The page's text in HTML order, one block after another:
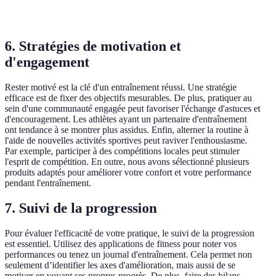
6. Stratégies de motivation et
d'engagement
Rester motivé est la clé d'un entraînement réussi. Une stratégie
efficace est de fixer des objectifs mesurables. De plus, pratiquer au
sein d'une communauté engagée peut favoriser l'échange d'astuces et
d'encouragement. Les athlètes ayant un partenaire d'entraînement
ont tendance à se montrer plus assidus. Enfin, alterner la routine à
l'aide de nouvelles activités sportives peut raviver l'enthousiasme.
Par exemple, participer à des compétitions locales peut stimuler
l'esprit de compétition. En outre, nous avons sélectionné plusieurs
produits adaptés pour améliorer votre confort et votre performance
pendant l'entraînement.
7. Suivi de la progression
Pour évaluer l'efficacité de votre pratique, le suivi de la progression
est essentiel. Utilisez des applications de fitness pour noter vos
performances ou tenez un journal d'entraînement. Cela permet non
seulement d’identifier les axes d'amélioration, mais aussi de se